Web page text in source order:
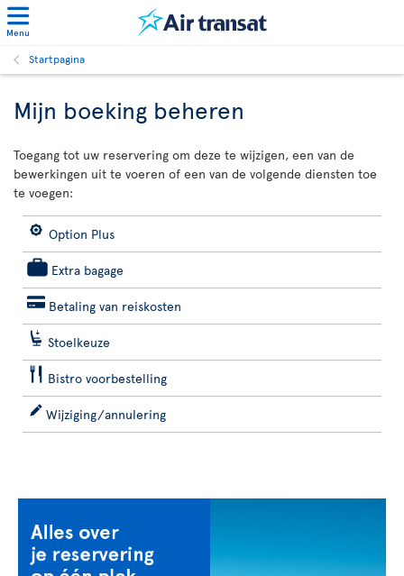
Menu
Startpagina
Mijn boeking beheren
Toegang tot uw reservering om deze te wijzigen, een van de
bewerkingen uit te voeren of een van de volgende diensten toe
te voegen:
Option Plus
Extra bagage
Betaling van reiskosten
Stoelkeuze
Bistro voorbestelling
Wijziging/annulering